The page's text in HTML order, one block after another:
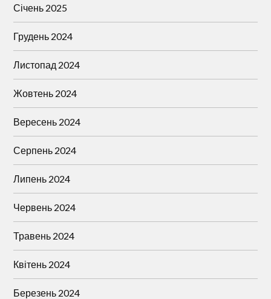
Січень 2025
Грудень 2024
Листопад 2024
Жовтень 2024
Вересень 2024
Серпень 2024
Липень 2024
Червень 2024
Травень 2024
Квітень 2024
Березень 2024